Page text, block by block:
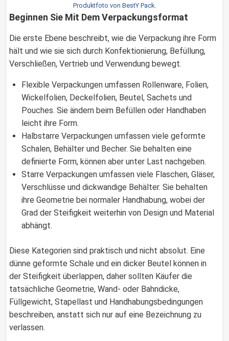
Produktfoto von BestY Pack.
Beginnen Sie Mit Dem Verpackungsformat
Die erste Ebene beschreibt, wie die Verpackung ihre Form
hält und wie sie sich durch Konfektionierung, Befüllung,
Verschließen, Vertrieb und Verwendung bewegt.
Flexible Verpackungen umfassen Rollenware, Folien,
Wickelfolien, Deckelfolien, Beutel, Sachets und
Pouches. Sie ändern beim Befüllen oder Handhaben
leicht ihre Form.
Halbstarre Verpackungen umfassen viele geformte
Schalen, Behälter und Becher. Sie behalten eine
definierte Form, können aber unter Last nachgeben.
Starre Verpackungen umfassen viele Flaschen, Gläser,
Verschlüsse und dickwandige Behälter. Sie behalten
ihre Geometrie bei normaler Handhabung, wobei der
Grad der Steifigkeit weiterhin von Design und Material
abhängt.
Diese Kategorien sind praktisch und nicht absolut. Eine
dünne geformte Schale und ein dicker Beutel können in
der Steifigkeit überlappen, daher sollten Käufer die
tatsächliche Geometrie, Wand- oder Bahndicke,
Füllgewicht, Stapellast und Handhabungsbedingungen
beschreiben, anstatt sich nur auf eine Bezeichnung zu
verlassen.